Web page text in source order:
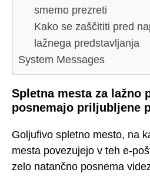
smemo prezreti
Kako se zaščititi pred
lažnega predstavljanja
System Messages
Spletna mesta za lažno
posnemajo priljubljene
Goljufivo spletno mesto, na
mesta povezujejo v teh e-
zelo natančno posnema